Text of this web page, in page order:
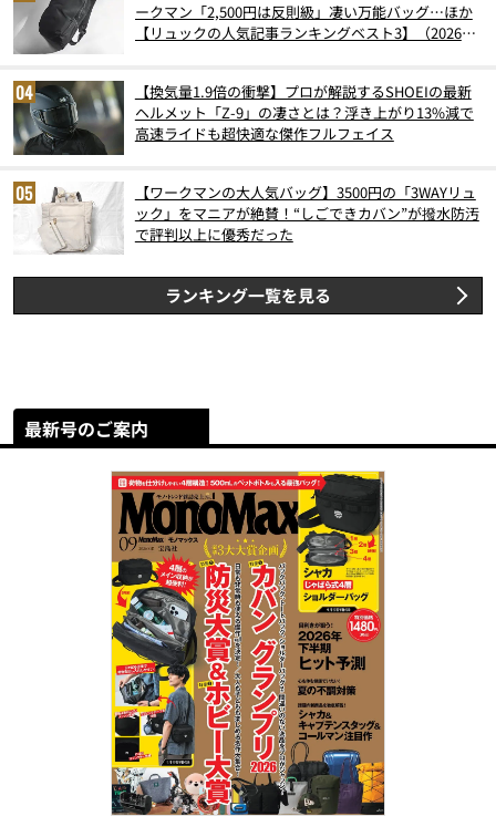
ークマン「2,500円は反則級」凄い万能バッグ…ほか
【リュックの人気記事ランキングベスト3】（2026年
【換気量1.9倍の衝撃】プロが解説するSHOEIの最新
ヘルメット「Z-9」の凄さとは？浮き上がり13%減で
高速ライドも超快適な傑作フルフェイス
【ワークマンの大人気バッグ】3500円の「3WAYリュ
ック」をマニアが絶賛！“しごできカバン”が撥水防汚
で評判以上に優秀だった
ランキング一覧を見る
最新号のご案内